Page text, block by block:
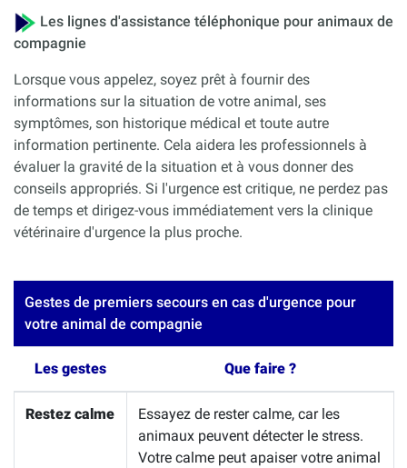
Les lignes d'assistance téléphonique pour animaux de
compagnie
Lorsque vous appelez, soyez prêt à fournir des
informations sur la situation de votre animal, ses
symptômes, son historique médical et toute autre
information pertinente. Cela aidera les professionnels à
évaluer la gravité de la situation et à vous donner des
conseils appropriés. Si l'urgence est critique, ne perdez pas
de temps et dirigez-vous immédiatement vers la clinique
vétérinaire d'urgence la plus proche.
Gestes de premiers secours en cas d'urgence pour
votre animal de compagnie
Les gestes Que faire ?
Restez calme
Essayez de rester calme, car les
animaux peuvent détecter le stress.
Votre calme peut apaiser votre animal